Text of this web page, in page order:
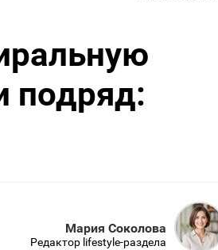
подряд:
Мария Соколова
Редактор lifestyle-раздела